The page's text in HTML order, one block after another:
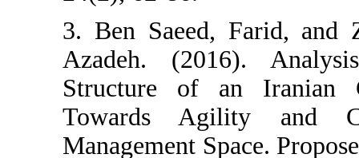
3. Ben Saeed,
Azadeh.
Structure of
Towards
Management